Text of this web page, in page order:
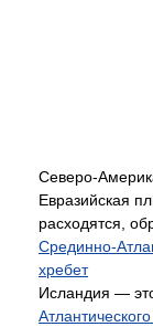
Северо-
Евразийская
расходятся,
Срединно-
хребет
Исландия —